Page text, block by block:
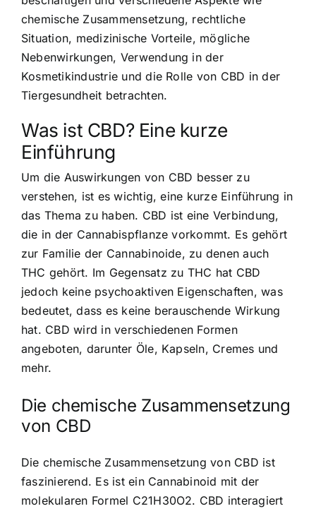
chemische Zusammensetzung, rechtliche
Situation, medizinische Vorteile, mögliche
Nebenwirkungen, Verwendung in der
Kosmetikindustrie und die Rolle von CBD in der
Tiergesundheit betrachten.
Was ist CBD? Eine kurze
Einführung
Um die Auswirkungen von CBD besser zu
verstehen, ist es wichtig, eine kurze Einführung in
das Thema zu haben. CBD ist eine Verbindung,
die in der Cannabispflanze vorkommt. Es gehört
zur Familie der Cannabinoide, zu denen auch
THC gehört. Im Gegensatz zu THC hat CBD
jedoch keine psychoaktiven Eigenschaften, was
bedeutet, dass es keine berauschende Wirkung
hat. CBD wird in verschiedenen Formen
angeboten, darunter Öle, Kapseln, Cremes und
mehr.
Die chemische Zusammensetzung
von CBD
Die chemische Zusammensetzung von CBD ist
faszinierend. Es ist ein Cannabinoid mit der
molekularen Formel C21H30O2. CBD interagiert